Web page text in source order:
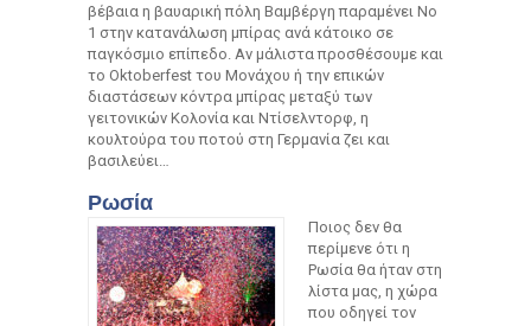
βέβαια η βαυαρική πόλη Βαμβέργη παραμένει Νο
1 στην κατανάλωση μπίρας ανά κάτοικο σε
παγκόσμιο επίπεδο. Αν μάλιστα προσθέσουμε και
το Oktoberfest του Μονάχου ή την επικών
διαστάσεων κόντρα μπίρας μεταξύ των
γειτονικών Κολονία και Ντίσελντορφ, η
κουλτούρα του ποτού στη Γερμανία ζει και
βασιλεύει…
Ρωσία
Ποιος δεν θα
περίμενε ότι η
Ρωσία θα ήταν στη
λίστα μας, η χώρα
που οδηγεί τον